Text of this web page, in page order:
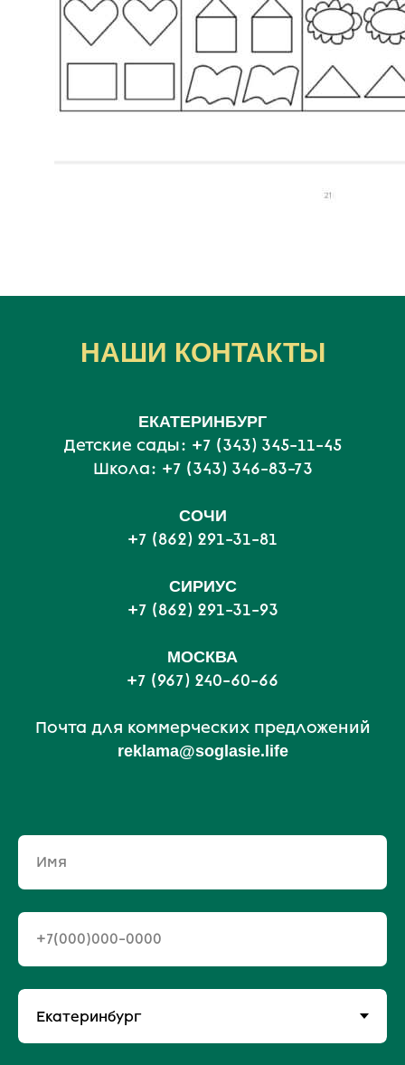
НАШИ КОНТАКТЫ
ЕКАТЕРИНБУРГ
Детские сады: +7 (343) 345-11-45
Школа: +7 (343) 346-83-73
СОЧИ
+7 (862) 291-31-81
СИРИУС
+7 (862) 291-31-93
МОСКВА
+7 (967) 240-60-66
Почта для коммерческих предложений
reklama@soglasie.life
Имя
+7(000)000-0000